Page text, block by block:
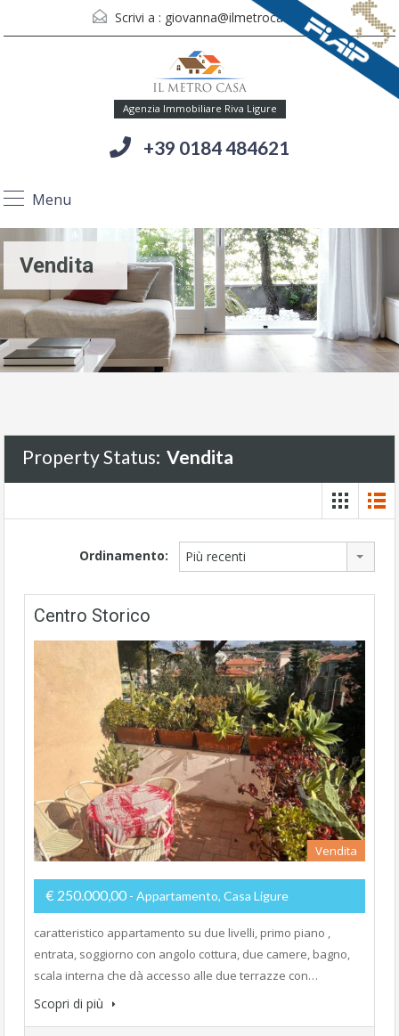
Scrivi a : giovanna@ilmetrocasa.it
Agenzia Immobiliare Riva Ligure
+39 0184 484621
Menu
Vendita
Property Status: Vendita
Ordinamento: Più recenti
Centro Storico
Vendita
€ 250.000,00 - Appartamento, Casa Ligure
caratteristico appartamento su due livelli, primo piano ,
entrata, soggiorno con angolo cottura, due camere, bagno,
scala interna che dà accesso alle due terrazze con…
Scopri di più